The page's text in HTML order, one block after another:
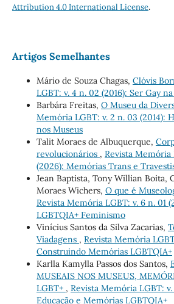
Attribution 4.0 International License.
Artigos Semelhantes
Mário de Souza Chagas, Clóvis
LGBT: v. 4 n. 02 (2016): Ser Gay
Barbára Freitas, O Museu da
Memória LGBT: v. 2 n. 03 (2014):
nos Museus
Talit Moraes de Albuquerque,
revolucionários , Revista Memória
(2026): Memórias Trans e
Jean Baptista, Tony Willian Boita,
Moraes Wichers, O que é
Revista Memória LGBT: v. 6 n. 01
LGBTQIA+ Feminismo
Vinícius Santos da Silva Zacarias,
Viadagens , Revista Memória
Construindo Memórias LGBTQIA+
Karlla Kamylla Passos dos Santos,
MUSEAIS NOS MUSEUS,
LGBT+ , Revista Memória LGBT:
Educação e Memórias LGBTQIA+